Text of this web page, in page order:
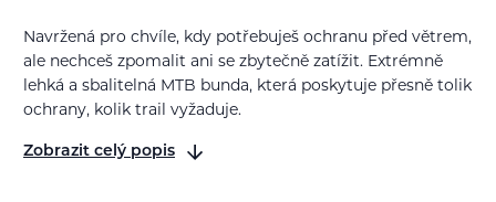
Navržená pro chvíle, kdy potřebuješ ochranu před větrem,
ale nechceš zpomalit ani se zbytečně zatížit. Extrémně
lehká a sbalitelná MTB bunda, která poskytuje přesně tolik
ochrany, kolik trail vyžaduje.
Zobrazit celý popis